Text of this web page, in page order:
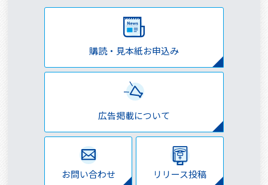
購読・見本紙お申込み
広告掲載について
お問い合わせ リリース投稿